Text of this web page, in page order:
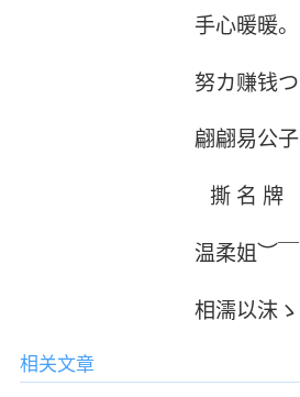
手心暖暖。
努カ赚钱つ
翩翩易公子
撕 名 牌
温柔姐︶￣
相濡以沫ゝ
相关文章